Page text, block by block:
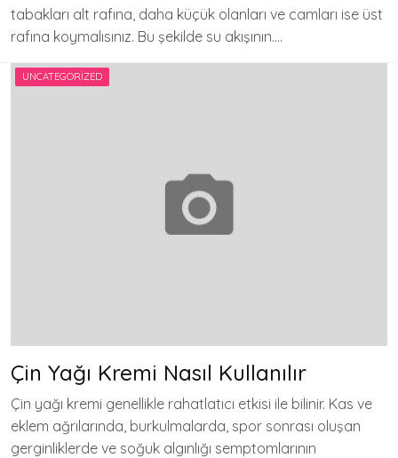
tabakları alt rafına, daha küçük olanları ve camları ise üst
rafına koymalısınız. Bu şekilde su akışının….
UNCATEGORIZED
Çin Yağı Kremi Nasıl Kullanılır
Çin yağı kremi genellikle rahatlatıcı etkisi ile bilinir. Kas ve
eklem ağrılarında, burkulmalarda, spor sonrası oluşan
gerginliklerde ve soğuk algınlığı semptomlarının